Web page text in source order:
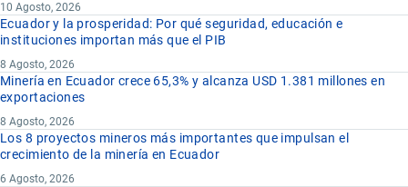
10 Agosto, 2026
Ecuador y la prosperidad: Por qué seguridad, educación e
instituciones importan más que el PIB
8 Agosto, 2026
Minería en Ecuador crece 65,3% y alcanza USD 1.381 millones en
exportaciones
8 Agosto, 2026
Los 8 proyectos mineros más importantes que impulsan el
crecimiento de la minería en Ecuador
6 Agosto, 2026